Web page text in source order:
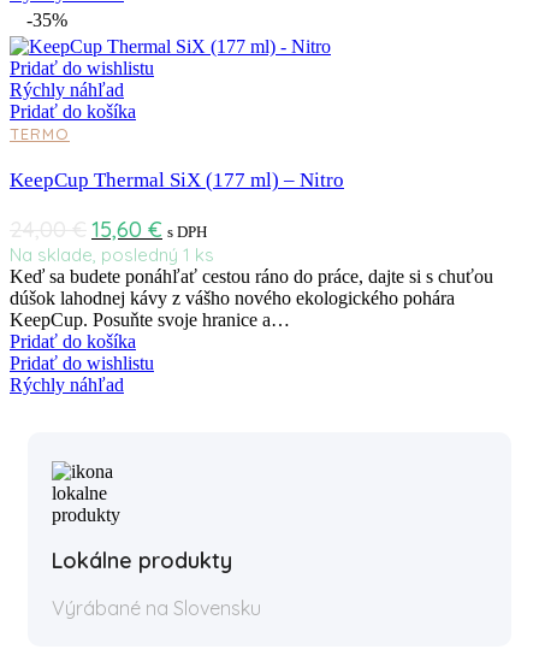
-35%
Pridať do wishlistu
Rýchly náhľad
Pridať do košíka
TERMO
KeepCup Thermal SiX (177 ml) – Nitro
15,60 € s DPH
Na sklade, posledný 1 ks
Keď sa budete ponáhľať cestou ráno do práce, dajte si s chuťou
dúšok lahodnej kávy z vášho nového ekologického pohára
KeepCup. Posuňte svoje hranice a…
Pridať do košíka
Pridať do wishlistu
Rýchly náhľad
Lokálne produkty
Výrábané na Slovensku